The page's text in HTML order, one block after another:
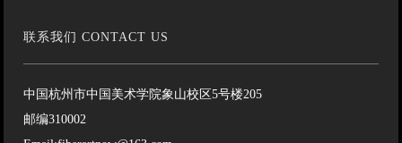
联系我们 CONTACT US
中国杭州市中国美术学院象山校区5号楼205
邮编310002